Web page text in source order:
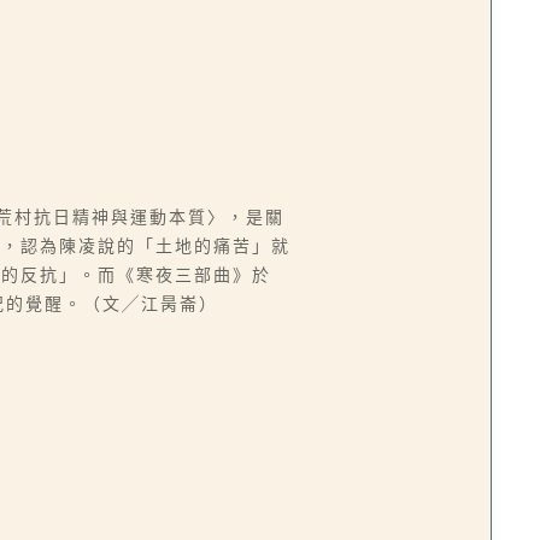
村抗日精神與運動本質〉，是關
認為陳凌說的「土地的痛苦」就
反抗」。而《寒夜三部曲》於
覺醒。（文╱江昺崙）